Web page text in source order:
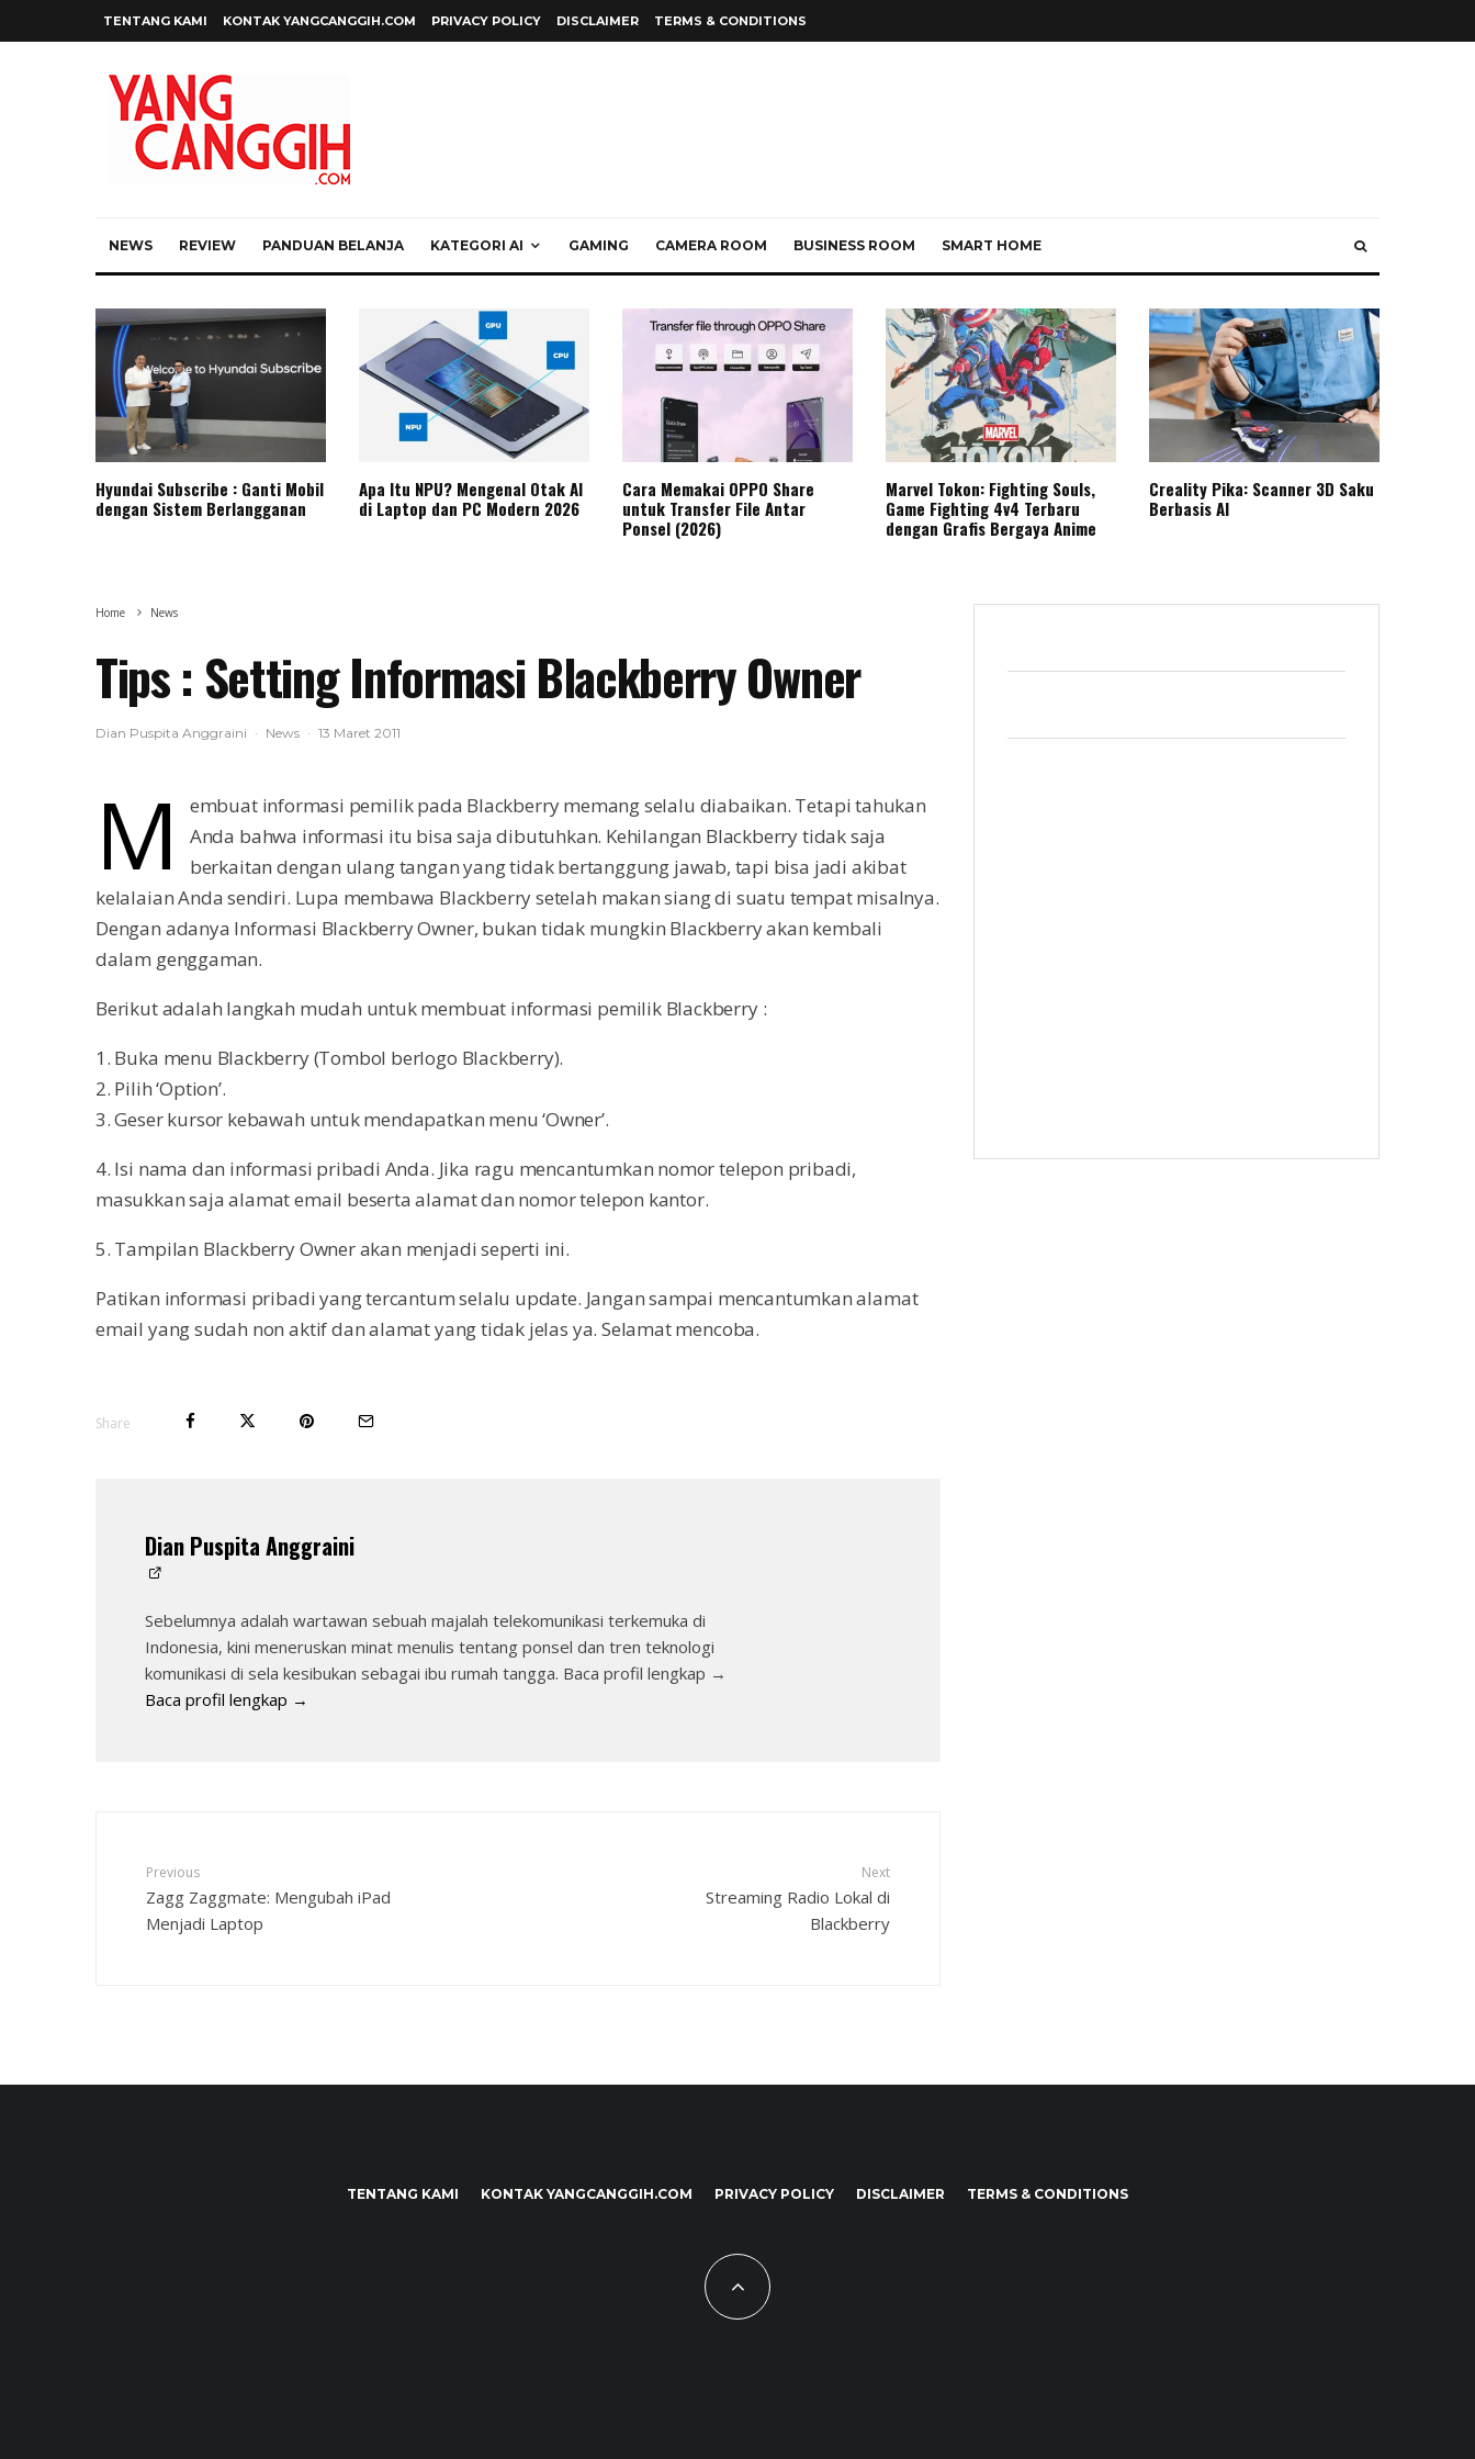
TENTANG KAMI KONTAK YANGCANGGIH.COM PRIVACY POLICY DISCLAIMER TERMS & CONDITIONS
NEWS REVIEW PANDUAN BELANJA KATEGORI AI GAMING CAMERA ROOM BUSINESS ROOM SMART HOME
Hyundai Subscribe : Ganti Mobil
dengan Sistem Berlangganan
Apa Itu NPU? Mengenal Otak AI
di Laptop dan PC Modern 2026
Cara Memakai OPPO Share
untuk Transfer File Antar
Ponsel (2026)
Marvel Tokon: Fighting Souls,
Game Fighting 4v4 Terbaru
dengan Grafis Bergaya Anime
Creality Pika: Scanner 3D Saku
Berbasis AI
Home News
Tips : Setting Informasi Blackberry Owner
Dian Puspita Anggraini · News · 13 Maret 2011
M
embuat informasi pemilik pada Blackberry memang selalu diabaikan. Tetapi tahukan
Anda bahwa informasi itu bisa saja dibutuhkan. Kehilangan Blackberry tidak saja
berkaitan dengan ulang tangan yang tidak bertanggung jawab, tapi bisa jadi akibat
kelalaian Anda sendiri. Lupa membawa Blackberry setelah makan siang di suatu tempat misalnya.
Dengan adanya Informasi Blackberry Owner, bukan tidak mungkin Blackberry akan kembali
dalam genggaman.
Berikut adalah langkah mudah untuk membuat informasi pemilik Blackberry :
1. Buka menu Blackberry (Tombol berlogo Blackberry).
2. Pilih ‘Option’.
3. Geser kursor kebawah untuk mendapatkan menu ‘Owner’.
4. Isi nama dan informasi pribadi Anda. Jika ragu mencantumkan nomor telepon pribadi,
masukkan saja alamat email beserta alamat dan nomor telepon kantor.
5. Tampilan Blackberry Owner akan menjadi seperti ini.
Patikan informasi pribadi yang tercantum selalu update. Jangan sampai mencantumkan alamat
email yang sudah non aktif dan alamat yang tidak jelas ya. Selamat mencoba.
Share
Dian Puspita Anggraini
Sebelumnya adalah wartawan sebuah majalah telekomunikasi terkemuka di
Indonesia, kini meneruskan minat menulis tentang ponsel dan tren teknologi
komunikasi di sela kesibukan sebagai ibu rumah tangga. Baca profil lengkap →
Baca profil lengkap →
Previous
Zagg Zaggmate: Mengubah iPad
Menjadi Laptop
Next
Streaming Radio Lokal di
Blackberry
TENTANG KAMI KONTAK YANGCANGGIH.COM PRIVACY POLICY DISCLAIMER TERMS & CONDITIONS